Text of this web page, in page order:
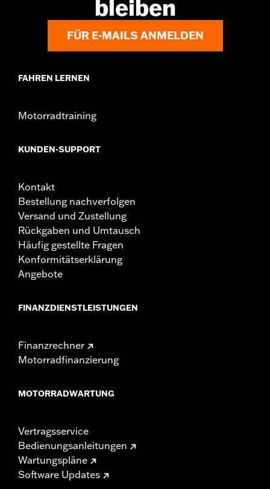
bleiben
FÜR E-MAILS ANMELDEN
FAHREN LERNEN
Motorradtraining
KUNDEN-SUPPORT
Kontakt
Bestellung nachverfolgen
Versand und Zustellung
Rückgaben und Umtausch
Häufig gestellte Fragen
Konformitätserklärung
Angebote
FINANZDIENSTLEISTUNGEN
Finanzrechner
Motorradfinanzierung
MOTORRADWARTUNG
Vertragsservice
Bedienungsanleitungen
Wartungspläne
Software Updates